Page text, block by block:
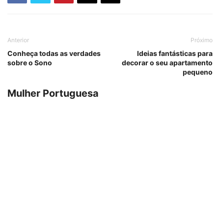
Anterior
Conheça todas as verdades
sobre o Sono
Próximo
Ideias fantásticas para
decorar o seu apartamento
pequeno
Mulher Portuguesa